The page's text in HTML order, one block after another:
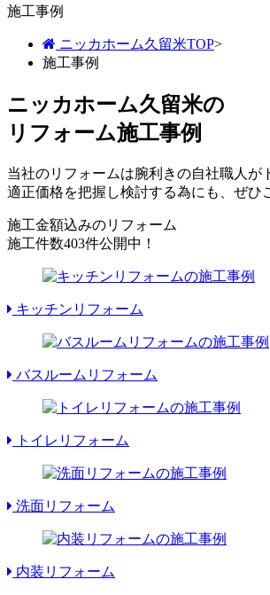
施工事例
ニッカホーム久留米TOP>
施工事例
ニッカホーム久留米の
リフォーム施工事例
当社のリフォームは腕利きの自社職人が
適正価格を把握し検討する為にも、ぜひ
施工金額込みのリフォーム
施工件数403件公開中！
キッチンリフォーム
バスルームリフォーム
トイレリフォーム
洗面リフォーム
内装リフォーム